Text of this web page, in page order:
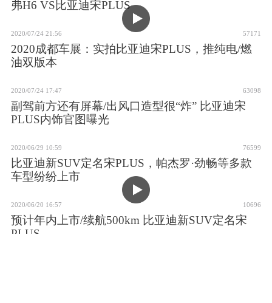
弗H6 VS比亚迪宋PLUS
2020/07/24 21:56 57171
2020成都车展：实拍比亚迪宋PLUS，推纯电/燃
油双版本
2020/07/24 17:47 63098
副驾前方还有屏幕/出风口造型很“炸” 比亚迪宋
PLUS内饰官图曝光
2020/06/29 10:59 76599
比亚迪新SUV定名宋PLUS，帕杰罗·劲畅等多款
车型纷纷上市
2020/06/20 16:57 10696
预计年内上市/续航500km 比亚迪新SUV定名宋
PLUS